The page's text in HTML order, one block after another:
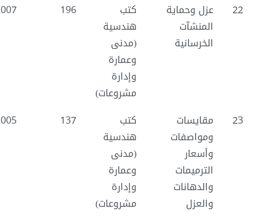
22
عزل وحماية
المنشآت
الخرسانية
كتب
هندسية
(مدنى
وعمارة
وإدارة
مشروعات)
196
23
مقايسات
ومواصفات
وأسعار
الترميمات
والدهانات
والعزل
كتب
هندسية
(مدنى
وعمارة
وإدارة
مشروعات)
137